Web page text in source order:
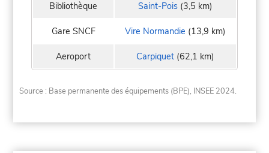
Bibliothèque Saint-Pois (3,5 km)
Gare SNCF Vire Normandie (13,9 km)
Aeroport Carpiquet (62,1 km)
Source : Base permanente des équipements (BPE), INSEE 2024.